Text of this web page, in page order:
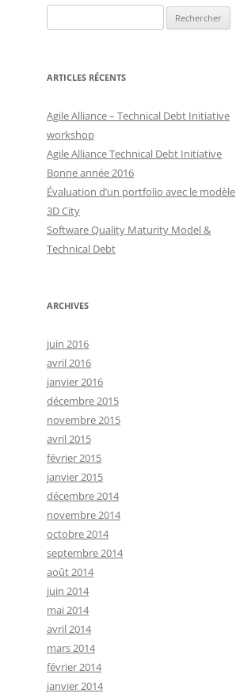
ARTICLES RÉCENTS
Agile Alliance – Technical Debt Initiative
workshop
Agile Alliance Technical Debt Initiative
Bonne année 2016
Évaluation d’un portfolio avec le modèle
3D City
Software Quality Maturity Model &
Technical Debt
ARCHIVES
juin 2016
avril 2016
janvier 2016
décembre 2015
novembre 2015
avril 2015
février 2015
janvier 2015
décembre 2014
novembre 2014
octobre 2014
septembre 2014
août 2014
juin 2014
mai 2014
avril 2014
mars 2014
février 2014
janvier 2014